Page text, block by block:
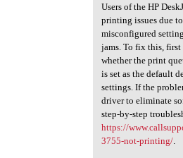
Users of the HP
printing issues due
misconfigured
jams. To fix this,
whether the print
is set as the default
settings. If the
driver to eliminate
step-by-step
https://
3755-not-printing/.